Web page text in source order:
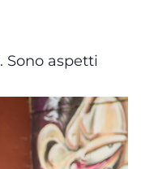
. Sono aspetti